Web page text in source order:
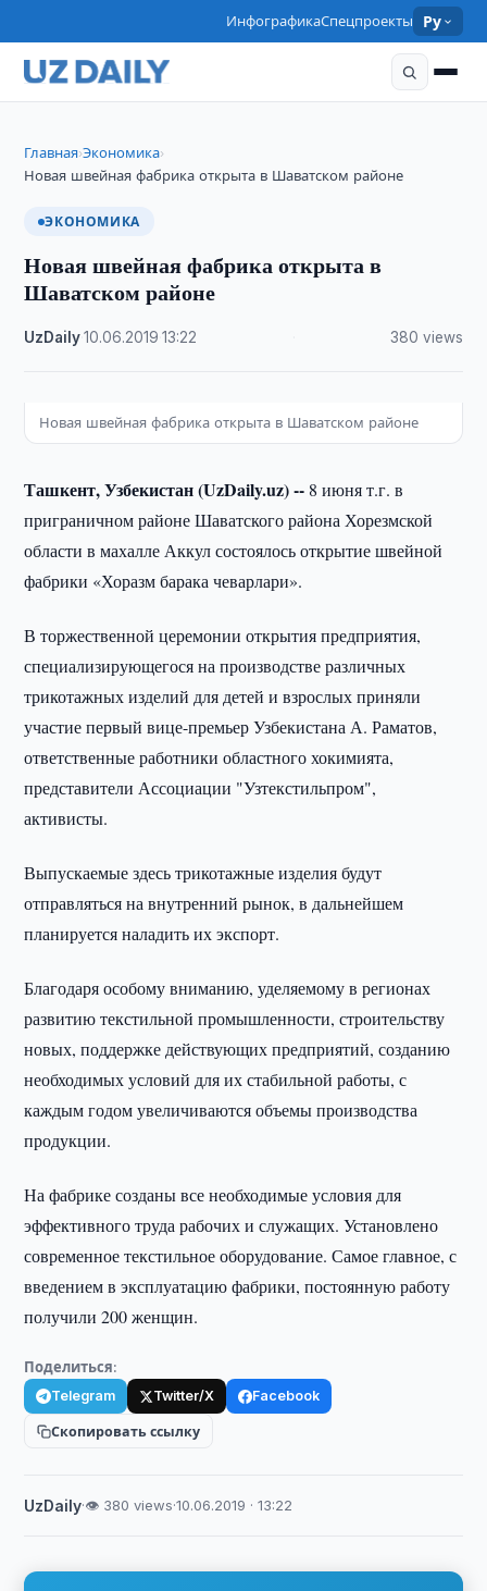
ИнфографикаСпецпроекты Ру
Главная›Экономика›
Новая швейная фабрика открыта в Шаватском районе
ЭКОНОМИКА
Новая швейная фабрика открыта в
Шаватском районе
UzDaily·10.06.2019 ·13:22 380 views
Новая швейная фабрика открыта в Шаватском районе
Ташкент, Узбекистан (UzDaily.uz) -- 8 июня т.г. в
приграничном районе Шаватского района Хорезмской
области в махалле Аккул состоялось открытие швейной
фабрики «Хоразм барака чеварлари».
В торжественной церемонии открытия предприятия,
специализирующегося на производстве различных
трикотажных изделий для детей и взрослых приняли
участие первый вице-премьер Узбекистана А. Раматов,
ответственные работники областного хокимията,
представители Ассоциации "Узтекстильпром",
активисты.
Выпускаемые здесь трикотажные изделия будут
отправляться на внутренний рынок, в дальнейшем
планируется наладить их экспорт.
Благодаря особому вниманию, уделяемому в регионах
развитию текстильной промышленности, строительству
новых, поддержке действующих предприятий, созданию
необходимых условий для их стабильной работы, с
каждым годом увеличиваются объемы производства
продукции.
На фабрике созданы все необходимые условия для
эффективного труда рабочих и служащих. Установлено
современное текстильное оборудование. Самое главное, с
введением в эксплуатацию фабрики, постоянную работу
получили 200 женщин.
Поделиться:
Telegram Twitter/X Facebook
Скопировать ссылку
UzDaily·👁 380 views·10.06.2019 · 13:22